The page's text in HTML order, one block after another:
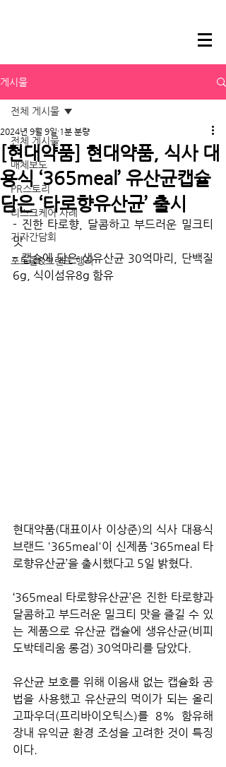
게시물
전체 게시물
매체보도
PR스토리
리스크케어 사례
기자간담회
포토콜&브랜드 행사
전체 게시물
[현대약품] 현대약품, 식사 대
용식 ‘365meal’ 유산균캡슐
담은 ‘타로향유산균’ 출시
2024년 9월 9일 1분 분량
- 진한 타로향, 달콤하고 부드러운 밀크티
맛
- 캡슐에 담은 생유산균 30억마리, 단백질
6g, 식이섬유8g 함유
현대약품(대표이사 이상준)의 식사 대용식
브랜드 '365meal'이 신제품 ‘365meal 타
로향유산균’을 출시했다고 5일 밝혔다.
‘365meal 타로향유산균’은 진한 타로향과
달콤하고 부드러운 밀크티 맛을 즐길 수 있
는 제품으로 유산균 캡슐에 생유산균(비피
도박테리움 롱검) 30억마리를 담았다.
유산균 보호를 위해 이음새 없는 캡슐화 공
법을 사용했고 유산균의 먹이가 되는 올리
고파우더(프리바이오틱스)를 8% 함유해
장내 유익균 환경 조성을 고려한 것이 특징
이다.